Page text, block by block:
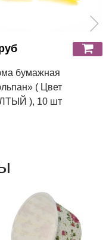
бумажная
( Цвет
), 10 шт